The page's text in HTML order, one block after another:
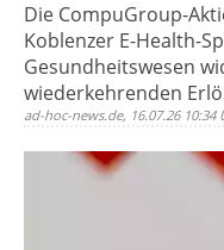
Die CompuGroup-
Koblenzer E-Health-
Gesundheitswesen
wiederkehrenden
ad-hoc-news.de, 16.07.26 10:34